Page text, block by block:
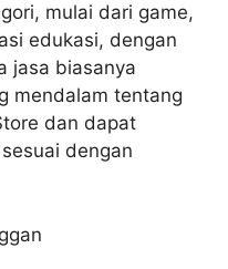
mulai dari game,
edukasi, dengan
jasa biasanya
mendalam tentang
dan dapat
dengan